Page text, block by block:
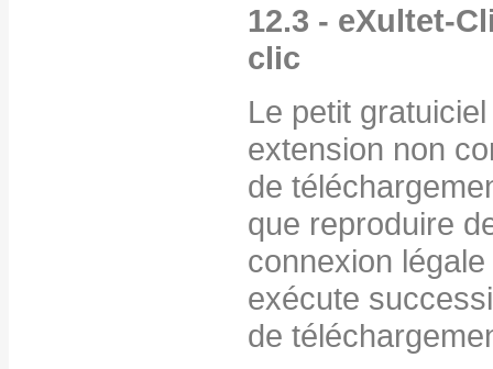
12.3 - eXultet-
clic
Le petit
extension non
de
que reproduire
connexion
exécute
de